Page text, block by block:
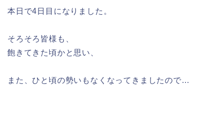
本日で4日目になりました。
そろそろ皆様も、
飽きてきた頃かと思い、
また、ひと頃の勢いもなくなってきましたので…